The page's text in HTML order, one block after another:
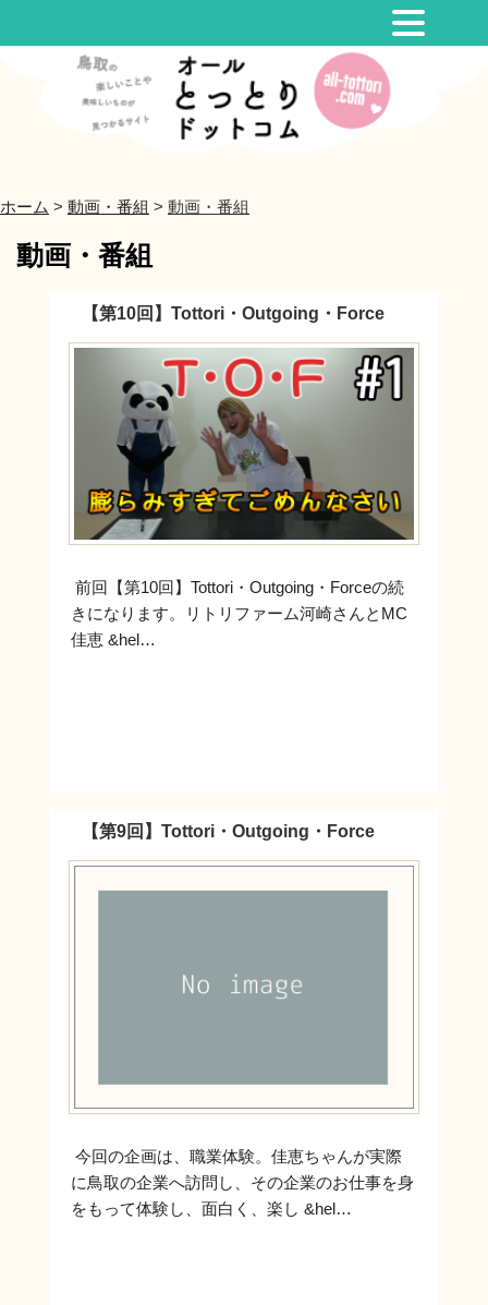
ス
ホーム > 動画・番組 > 動画・番組
動画・番組
【第10回】Tottori・Outgoing・Force
前回【第10回】Tottori・Outgoing・Forceの続
きになります。リトリファーム河崎さんとMC
佳恵 &hel…
【第9回】Tottori・Outgoing・Force
今回の企画は、職業体験。佳恵ちゃんが実際
に鳥取の企業へ訪問し、その企業のお仕事を身
をもって体験し、面白く、楽し &hel…